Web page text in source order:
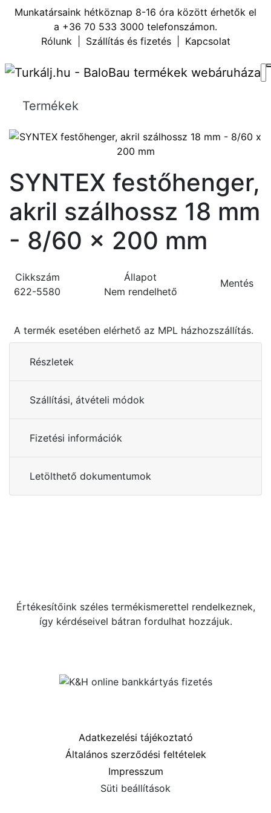
Munkatársaink hétköznap 8-16 óra között érhetők el
a +36 70 533 3000 telefonszámon.
Rólunk
Szállítás és fizetés Kapcsolat
Termékek
SYNTEX festőhenger,
akril szálhossz 18 mm
- 8/60 x 200 mm
Cikkszám
622-5580
Állapot
Nem rendelhető
Mentés
A termék esetében elérhető az MPL házhozszállítás.
Részletek
Szállítási, átvételi módok
Fizetési információk
Letölthető dokumentumok
Értékesítőink széles termékismerettel rendelkeznek,
így kérdéseivel bátran fordulhat hozzájuk.
Adatkezelési tájékoztató
Általános szerződési feltételek
Impresszum
Süti beállítások